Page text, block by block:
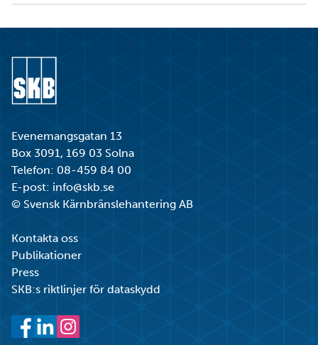
Evenemangsgatan 13
Box 3091, 169 03 Solna
Telefon: 08-459 84 00
E-post: info@skb.se
© Svensk Kärnbränslehantering AB
Kontakta oss
Publikationer
Press
SKB:s riktlinjer för dataskydd